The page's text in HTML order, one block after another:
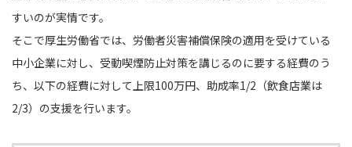
すいのが実情です。
そこで厚生労働省では、労働者災害補償保険の適用を受けている
中小企業に対し、受動喫煙防止対策を講じるのに要する経費のう
ち、以下の経費に対して上限100万円、助成率1/2（飲食店業は
2/3）の支援を行います。